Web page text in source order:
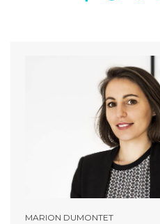
MARION DUMONTET